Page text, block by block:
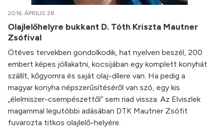
2016. ÁPRILIS 28.
Olajlelőhelyre bukkant D. Tóth Kriszta Mautner
Zsófival
Ötéves tervekben gondolkodik, hat nyelven beszél, 200
embert képes jóllakatni, kocsijában egy komplett konyhát
szállít, kőgyomra és saját olaj-dílere van. Ha pedig a
magyar konyha népszerűsítéséről van szó, egy kis
„élelmiszer-csempészettől” sem riad vissza. Az Elviszlek
magammal legutóbbi adásában DTK Mautner Zsófit
fuvarozta titkos olajlelő-helyére.